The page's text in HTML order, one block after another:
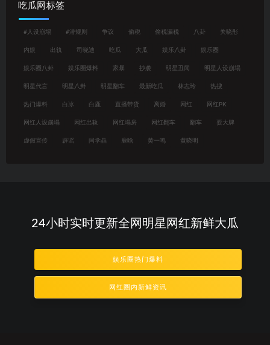
吃瓜网标签
#人设崩塌 #潜规则 争议 偷税 偷税漏税 八卦 关晓彤
内娱 出轨 司晓迪 吃瓜 大瓜 娱乐八卦 娱乐圈
娱乐圈八卦 娱乐圈爆料 家暴 抄袭 明星丑闻 明星人设崩塌
明星代言 明星八卦 明星翻车 最新吃瓜 林志玲 热搜
热门爆料 白冰 白鹿 直播带货 离婚 网红 网红PK
网红人设崩塌 网红出轨 网红塌房 网红翻车 翻车 耍大牌
虚假宣传 辟谣 闫学晶 鹿晗 黄一鸣 黄晓明
24小时实时更新全网明星网红新鲜大瓜
娱乐圈热门爆料
网红圈内新鲜资讯